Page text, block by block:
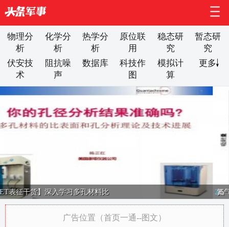
物理分
析
化学分
析
热学分
析
原位联
用
稳态研
究
暂态研
究
伏安技
术
阻抗噪
声
数据库
科技作
图
模拟计
算
更多
氮气物理吸脱附表征数据分析你需要 2/5
广告位置（首页一通--图文）